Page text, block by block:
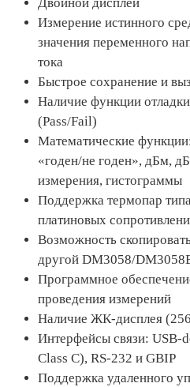
Измерение истинного
значения переменного
тока
Быстрое сохранение и
Наличие функции
(Pass/Fail)
Математические
«годен/не годен», дБм,
измерения, гистограммы
Поддержка термопар
платиновых
Возможность
другой DM3058/
Программное
проведения измерений
Наличие ЖК-дисплея
Интерфейсы связи:
Class C), RS-232 и GBIP
Поддержка удаленного